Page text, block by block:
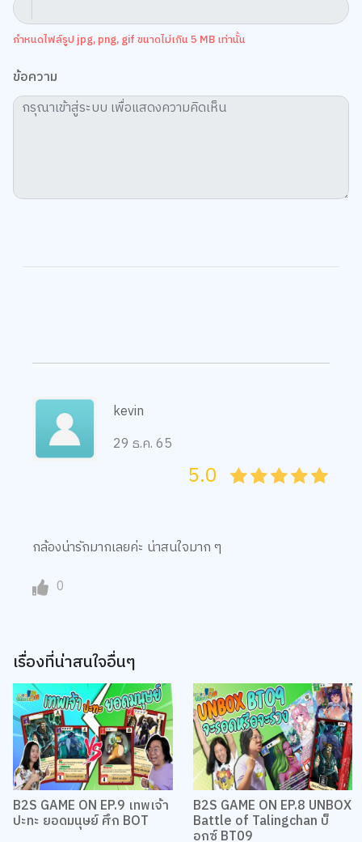
กำหนดไฟล์รูป jpg, png, gif ขนาดไม่เกิน 5 MB เท่านั้น
ข้อความ
kevin
29 ธ.ค. 65
45
4
35
3
25
2
15
1
05
5.0
กล้องน่ารักมากเลยค่ะ น่าสนใจมาก ๆ
0
เรื่องที่น่าสนใจอื่นๆ
B2S GAME ON EP.9 เทพเจ้า
ปะทะ ยอดมนุษย์ ศึก BOT
B2S GAME ON EP.8 UNBOX
Battle of Talingchan บ็
อกซ์ BT09